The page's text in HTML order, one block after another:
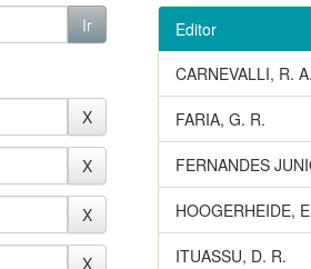
Editor
CARNEVALLI, R. A.
FARIA, G. R.
FERNANDES
HOOGERHEIDE,
ITUASSU, D. R.